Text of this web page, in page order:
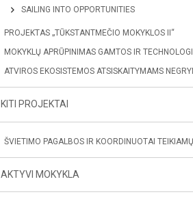
SAILING INTO OPPORTUNITIES
PROJEKTAS „TŪKSTANTMEČIO MOKYKLOS II“
MOKYKLŲ APRŪPINIMAS GAMTOS IR
ATVIROS EKOSISTEMOS ATSISKAITYMAMS
KITI PROJEKTAI
ŠVIETIMO PAGALBOS IR KOORDINUOTAI
AKTYVI MOKYKLA